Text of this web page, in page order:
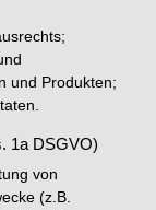
und Produkten;
1a DSGVO)
von
(z.B.